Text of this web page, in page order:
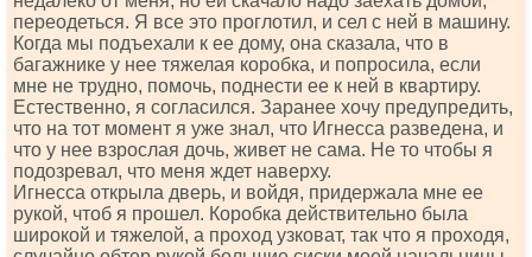
переодеться. Я все это проглотил, и сел с ней в машину.
Когда мы подъехали к ее дому, она сказала, что в
багажнике у нее тяжелая коробка, и попросила, если
мне не трудно, помочь, поднести ее к ней в квартиру.
Естественно, я согласился. Заранее хочу предупредить,
что на тот момент я уже знал, что Игнесса разведена, и
что у нее взрослая дочь, живет не сама. Не то чтобы я
подозревал, что меня ждет наверху.
Игнесса открыла дверь, и войдя, придержала мне ее
рукой, чтоб я прошел. Коробка действительно была
широкой и тяжелой, а проход узковат, так что я проходя,